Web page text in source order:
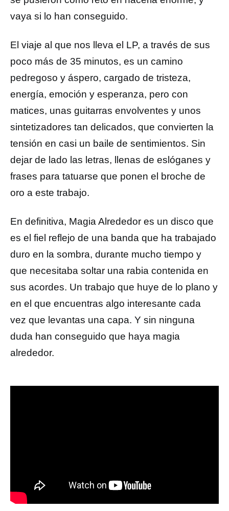
vaya si lo han conseguido.
El viaje al que nos lleva el LP, a través de sus
poco más de 35 minutos, es un camino
pedregoso y áspero, cargado de tristeza,
energía, emoción y esperanza, pero con
matices, unas guitarras envolventes y unos
sintetizadores tan delicados, que convierten la
tensión en casi un baile de sentimientos. Sin
dejar de lado las letras, llenas de eslóganes y
frases para tatuarse que ponen el broche de
oro a este trabajo.
En definitiva, Magia Alrededor es un disco que
es el fiel reflejo de una banda que ha trabajado
duro en la sombra, durante mucho tiempo y
que necesitaba soltar una rabia contenida en
sus acordes. Un trabajo que huye de lo plano y
en el que encuentras algo interesante cada
vez que levantas una capa. Y sin ninguna
duda han conseguido que haya magia
alrededor.